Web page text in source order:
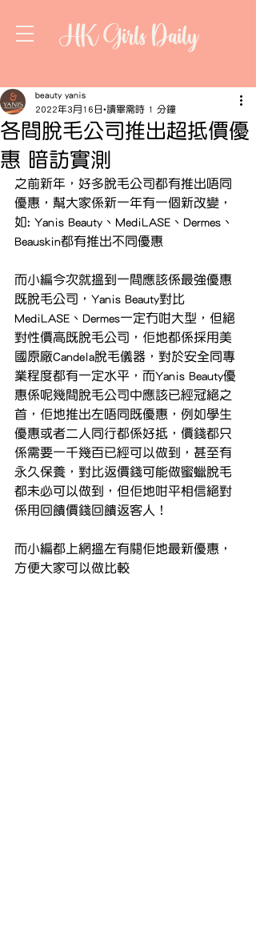
HK Girls Daily
各間脫毛公司推出超抵價優
惠 暗訪實測
beauty yanis
2022年3月16日 讀畢需時 1 分鐘
之前新年，好多脫毛公司都有推出唔同
優惠，幫大家係新一年有一個新改變，
如: Yanis Beauty、MediLASE、Dermes、
Beauskin都有推出不同優惠
而小編今次就搵到一間應該係最強優惠
既脫毛公司，Yanis Beauty對比
MediLASE、Dermes一定冇咁大型，但絕
對性價高既脫毛公司，佢地都係採用美
國原廠Candela脫毛儀器，對於安全同專
業程度都有一定水平，而Yanis Beauty優
惠係呢幾間脫毛公司中應該已經冠絕之
首，佢地推出左唔同既優惠，例如學生
優惠或者二人同行都係好抵，價錢都只
係需要一千幾百已經可以做到，甚至有
永久保養，對比返價錢可能做蜜蠟脫毛
都未必可以做到，但佢地咁平相信絕對
係用回饋價錢回饋返客人！
而小編都上網搵左有關佢地最新優惠，
方便大家可以做比較